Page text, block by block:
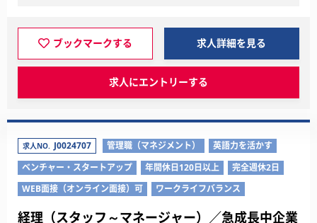
ブックマークする 求人詳細を見る
求人にエントリーする
求人NO. J0024707 管理職（マネジメント）
英語力を活かす
ベンチャー・スタートアップ
年間休日120日以上
完全週休2日
WEB面接（オンライン面接）可
ワークライフバランス
経理（スタッフ～マネージャー）／急成長中企業